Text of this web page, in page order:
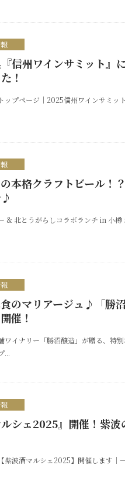
信州ワインサミット』
！
ップページ｜2025信州ワインサミッ
本格クラフトビール！
♪
& 北とうがらしコラボランチ in 小樽
のマリアージュ♪「勝
催！
ワイナリー「勝沼醸造」が贈る、特
...
ルシェ2025』開催！紫
紫波酒マルシェ2025】開催します